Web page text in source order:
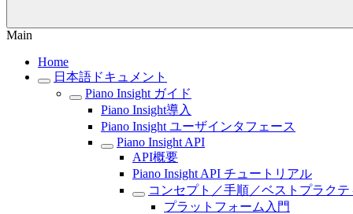
Main
Home
日本語ドキュメント
Piano Insight ガイド
Piano Insight導入
Piano Insight ユーザインタフェース
Piano Insight API
API概要
Piano Insight API チュートリアル
コンセプト／手順／ベストプラクテ
プラットフォーム入門